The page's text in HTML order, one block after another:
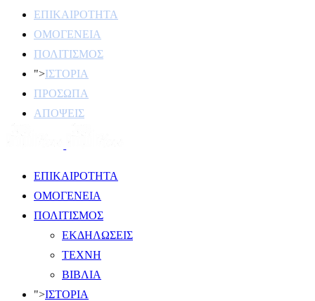
ΕΠΙΚΑΙΡΟΤΗΤΑ
ΟΜΟΓΕΝΕΙΑ
ΠΟΛΙΤΙΣΜΟΣ
">ΙΣΤΟΡΙΑ
ΠΡΟΣΩΠΑ
ΑΠΟΨΕΙΣ
ΕΠΙΚΑΙΡΟΤΗΤΑ
ΟΜΟΓΕΝΕΙΑ
ΠΟΛΙΤΙΣΜΟΣ
ΕΚΔΗΛΩΣΕΙΣ
ΤΕΧΝΗ
ΒΙΒΛΙΑ
">ΙΣΤΟΡΙΑ